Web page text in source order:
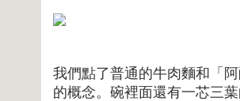
我們點了普通的牛肉麵和「
的概念。碗裡面還有一芯三